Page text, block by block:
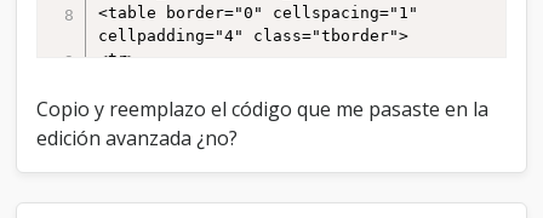
<table border="0" cellspacing="1"
cellpadding="4" class="tborder">
<tr>
<!-- start: nav -->
<div class="navigation">
<!-- start: nav_bit -->
Copio y reemplazo el código que me pasaste en la
edición avanzada ¿no?